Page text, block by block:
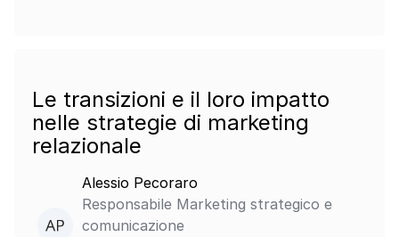
Le transizioni e il loro impatto
nelle strategie di marketing
relazionale
Alessio Pecoraro
Responsabile Marketing strategico e
comunicazione